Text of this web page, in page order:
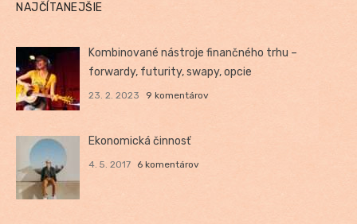
NAJČÍTANEJŠIE
Kombinované nástroje finančného trhu –
forwardy, futurity, swapy, opcie
23. 2. 2023 9 komentárov
Ekonomická činnosť
4. 5. 2017 6 komentárov